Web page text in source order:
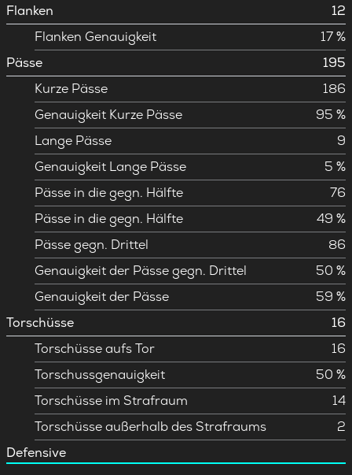
Flanken
12
Flanken Genauigkeit
17 %
Pässe
195
Kurze Pässe
186
Genauigkeit Kurze Pässe
95 %
Lange Pässe
9
Genauigkeit Lange Pässe
5 %
Pässe in die gegn. Hälfte
76
Pässe in die gegn. Hälfte
49 %
Pässe gegn. Drittel
86
Genauigkeit der Pässe gegn. Drittel
50 %
Genauigkeit der Pässe
59 %
Torschüsse
16
Torschüsse aufs Tor
16
Torschussgenauigkeit
50 %
Torschüsse im Strafraum
14
Torschüsse außerhalb des Strafraums
2
Defensive